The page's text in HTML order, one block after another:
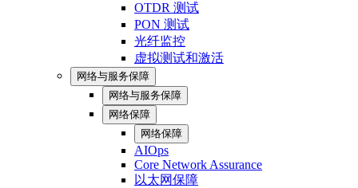
OTDR 测试
PON 测试
光纤监控
虚拟测试和激活
网络与服务保障
网络与服务保障
网络保障
网络保障
AIOps
Core Network Assurance
以太网保障